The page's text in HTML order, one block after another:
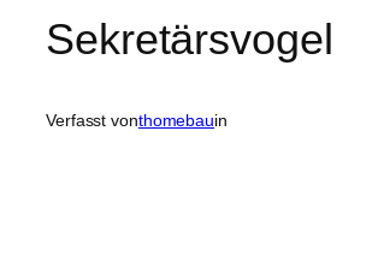
Sekretärsvogel
Verfasst vonthomebauin